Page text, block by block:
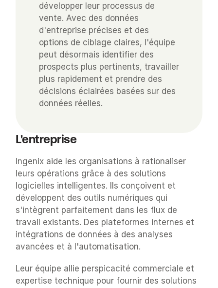
développer leur processus de
vente. Avec des données
d'entreprise précises et des
options de ciblage claires, l'équipe
peut désormais identifier des
prospects plus pertinents, travailler
plus rapidement et prendre des
décisions éclairées basées sur des
données réelles.
L'entreprise
Ingenix aide les organisations à rationaliser
leurs opérations grâce à des solutions
logicielles intelligentes. Ils conçoivent et
développent des outils numériques qui
s'intègrent parfaitement dans les flux de
travail existants. Des plateformes internes et
intégrations de données à des analyses
avancées et à l'automatisation.
Leur équipe allie perspicacité commerciale et
expertise technique pour fournir des solutions